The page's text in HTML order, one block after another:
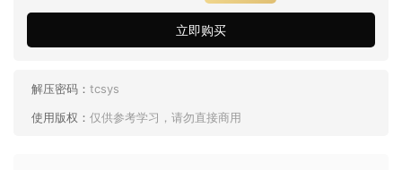
立即购买
解压密码： tcsys
使用版权： 仅供参考学习，请勿直接商用